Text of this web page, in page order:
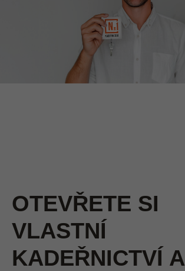
OTEVŘETE SI
VLASTNÍ
KADEŘNICTVÍ A